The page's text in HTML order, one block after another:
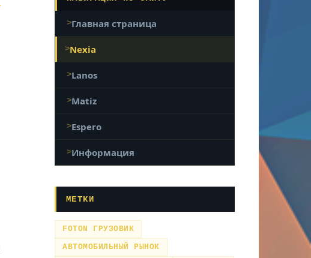
Главная страница
Nexia
Lanos
Matiz
Espero
Информация
МЕТКИ
FOTON ГРУЗОВИК
АВТОМОБИЛЬНЫЙ РЫНОК